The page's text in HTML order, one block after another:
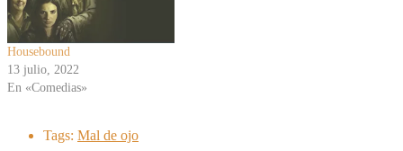
Housebound
13 julio, 2022
En «Comedias»
Tags: Mal de ojo